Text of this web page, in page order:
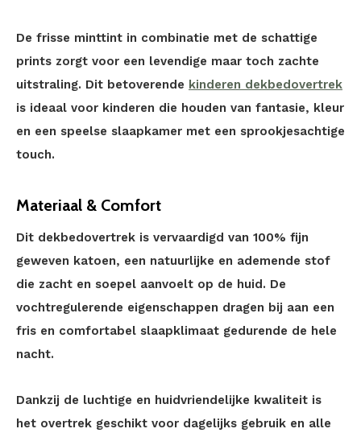
De frisse minttint in combinatie met de schattige
prints zorgt voor een levendige maar toch zachte
uitstraling. Dit betoverende kinderen dekbedovertrek
is ideaal voor kinderen die houden van fantasie, kleur
en een speelse slaapkamer met een sprookjesachtige
touch.
Materiaal & Comfort
Dit dekbedovertrek is vervaardigd van 100% fijn
geweven katoen, een natuurlijke en ademende stof
die zacht en soepel aanvoelt op de huid. De
vochtregulerende eigenschappen dragen bij aan een
fris en comfortabel slaapklimaat gedurende de hele
nacht.
Dankzij de luchtige en huidvriendelijke kwaliteit is
het overtrek geschikt voor dagelijks gebruik en alle